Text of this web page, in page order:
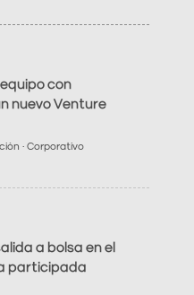
con
nuevo Venture
· Corporativo
a bolsa en el
participada